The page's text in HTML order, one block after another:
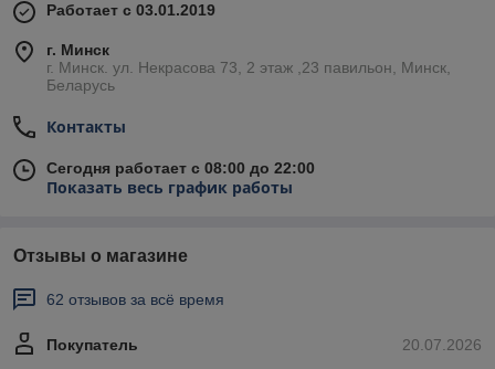
Работает с 03.01.2019
г. Минск
г. Минск. ул. Некрасова 73, 2 этаж ,23 павильон, Минск,
Беларусь
Контакты
Сегодня работает с 08:00 до 22:00
Показать весь график работы
Отзывы о магазине
62 отзывов за всё время
20.07.2026
Покупатель